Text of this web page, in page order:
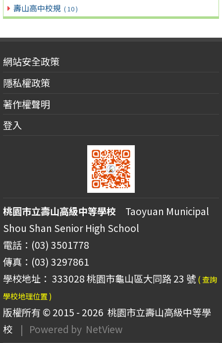
壽山高中校規 ( 10 )
網站安全政策
隱私權政策
著作權聲明
登入
桃園市立壽山高級中等學校 Taoyuan Municipal
Shou Shan Senior High School
電話：(03) 3501778
傳真：(03) 3297861
學校地址： 333028 桃園市龜山區大同路 23 號 ( 查詢
學校地理位置 )
版權所有 © 2015 - 2026 桃園市立壽山高級中等學
校
| Powered by NetView